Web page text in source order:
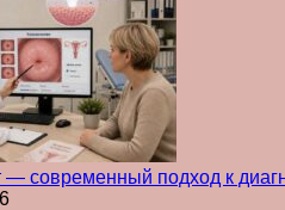
— современный подход к